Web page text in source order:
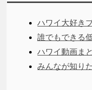
ハワイ大好き
誰でもできる
ハワイ動画ま
みんなが知り